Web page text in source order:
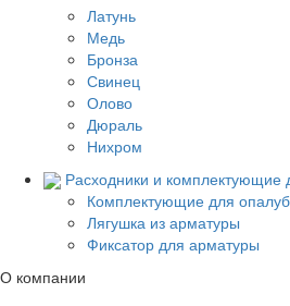
Латунь
Медь
Бронза
Свинец
Олово
Дюраль
Нихром
Расходники и комплектующие
Комплектующие для
Лягушка из арматуры
Фиксатор для арматуры
О компании